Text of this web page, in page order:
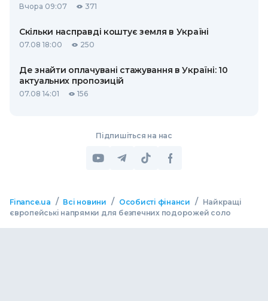
Вчора 09:07 371
Скільки насправді коштує земля в Україні
07.08 18:00 250
Де знайти оплачувані стажування в Україні: 10
актуальних пропозицій
07.08 14:01 156
Підпишіться на нас
Finance.ua / Всі новини / Особисті фінанси /
Найкращі
європейські напрямки для безпечних подорожей соло